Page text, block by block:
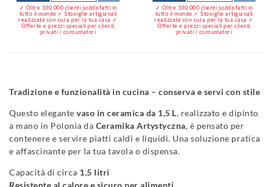
✓ Oltre 100.000 clienti soddisfatti in
tutto il mondo ✓ Stoviglie artigianali
realizzate con cura per la tua casa ✓
Offerte e prezzi speciali per clienti
privati / consumatori
✓ Oltre 100.000 clienti soddisfatti in
tutto il mondo ✓ Stoviglie artigianali
realizzate con cura per la tua casa ✓
Offerte e prezzi speciali per clienti
privati / consumatori
Tradizione e funzionalità in cucina – conserva e servi con stile
Questo elegante vaso in ceramica da 1,5 L, realizzato e dipinto
a mano in Polonia da Ceramika Artystyczna, è pensato per
contenere e servire piatti caldi e liquidi. Una soluzione pratica
e affascinante per la tua tavola o dispensa.
Capacità di circa 1,5 litri
Resistente al calore e sicuro per alimenti